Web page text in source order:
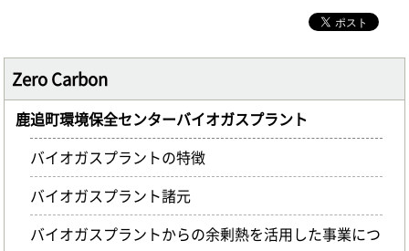
Zero Carbon
鹿追町環境保全センターバイオガスプラント
バイオガスプラントの特徴
バイオガスプラント諸元
バイオガスプラントからの余剰熱を活用した事業につ